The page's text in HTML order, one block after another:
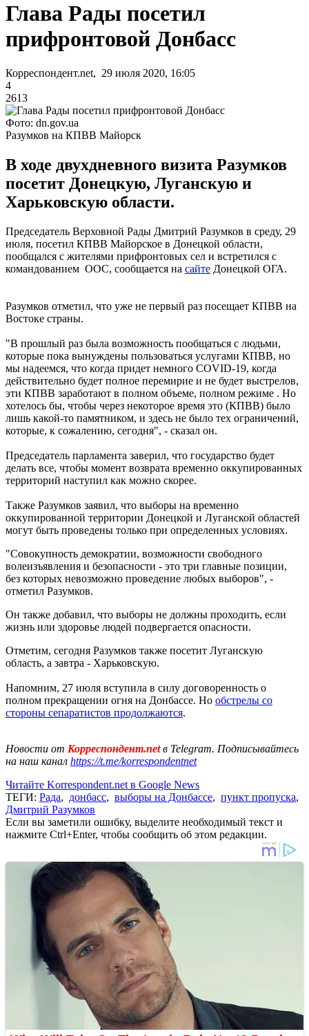
Глава Рады посетил
прифронтовой Донбасс
Корреспондент.net, 29 июля 2020, 16:05
4
2613
Фото: dn.gov.ua
Разумков на КПВВ Майорск
В ходе двухдневного визита Разумков
посетит Донецкую, Луганскую и
Харьковскую области.
Председатель Верховной Рады Дмитрий Разумков в среду, 29
июля, посетил КПВВ Майорское в Донецкой области,
пообщался с жителями прифронтовых сел и встретился с
командованием ООС, сообщается на сайте Донецкой ОГА.
Разумков отметил, что уже не первый раз посещает КПВВ на
Востоке страны.
"В прошлый раз была возможность пообщаться с людьми,
которые пока вынуждены пользоваться услугами КПВВ, но
мы надеемся, что когда придет немного COVID-19, когда
действительно будет полное перемирие и не будет выстрелов,
эти КПВВ заработают в полном объеме, полном режиме . Но
хотелось бы, чтобы через некоторое время это (КПВВ) было
лишь какой-то памятником, и здесь не было тех ограничений,
которые, к сожалению, сегодня", - сказал он.
Председатель парламента заверил, что государство будет
делать все, чтобы момент возврата временно оккупированных
территорий наступил как можно скорее.
Также Разумков заявил, что выборы на временно
оккупированной территории Донецкой и Луганской областей
могут быть проведены только при определенных условиях.
"Совокупность демократии, возможности свободного
волеизъявления и безопасности - это три главные позиции,
без которых невозможно проведение любых выборов", -
отметил Разумков.
Он также добавил, что выборы не должны проходить, если
жизнь или здоровье людей подвергается опасности.
Отметим, сегодня Разумков также посетит Луганскую
область, а завтра - Харьковскую.
Напомним, 27 июля вступила в силу договоренность о
полном прекращении огня на Донбассе. Но обстрелы со
стороны сепаратистов продолжаются.
Новости от Корреспондент.netв Telegram. Подписывайтесь
на наш канал https://t.me/korrespondentnet
Читайте Korrespondent.net в Google News
ТЕГИ: Рада, донбасс, выборы на Донбассе, пункт пропуска,
Дмитрий Разумков
Если вы заметили ошибку, выделите необходимый текст и
нажмите Ctrl+Enter, чтобы сообщить об этом редакции.